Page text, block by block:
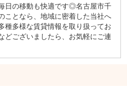
日の移動も快適です◎名古屋市千
ことなら、地域に密着した当社へ
種多様な賃貸情報を取り扱ってお
どございましたら、お気軽にご連